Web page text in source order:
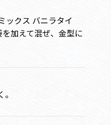
ックス バニラタイ
加えて混ぜ、金型に